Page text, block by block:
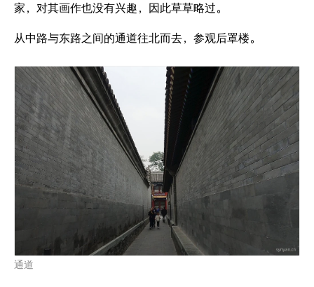
家，对其画作也没有兴趣，因此草草略过。
从中路与东路之间的通道往北而去，参观后罩楼。
通道